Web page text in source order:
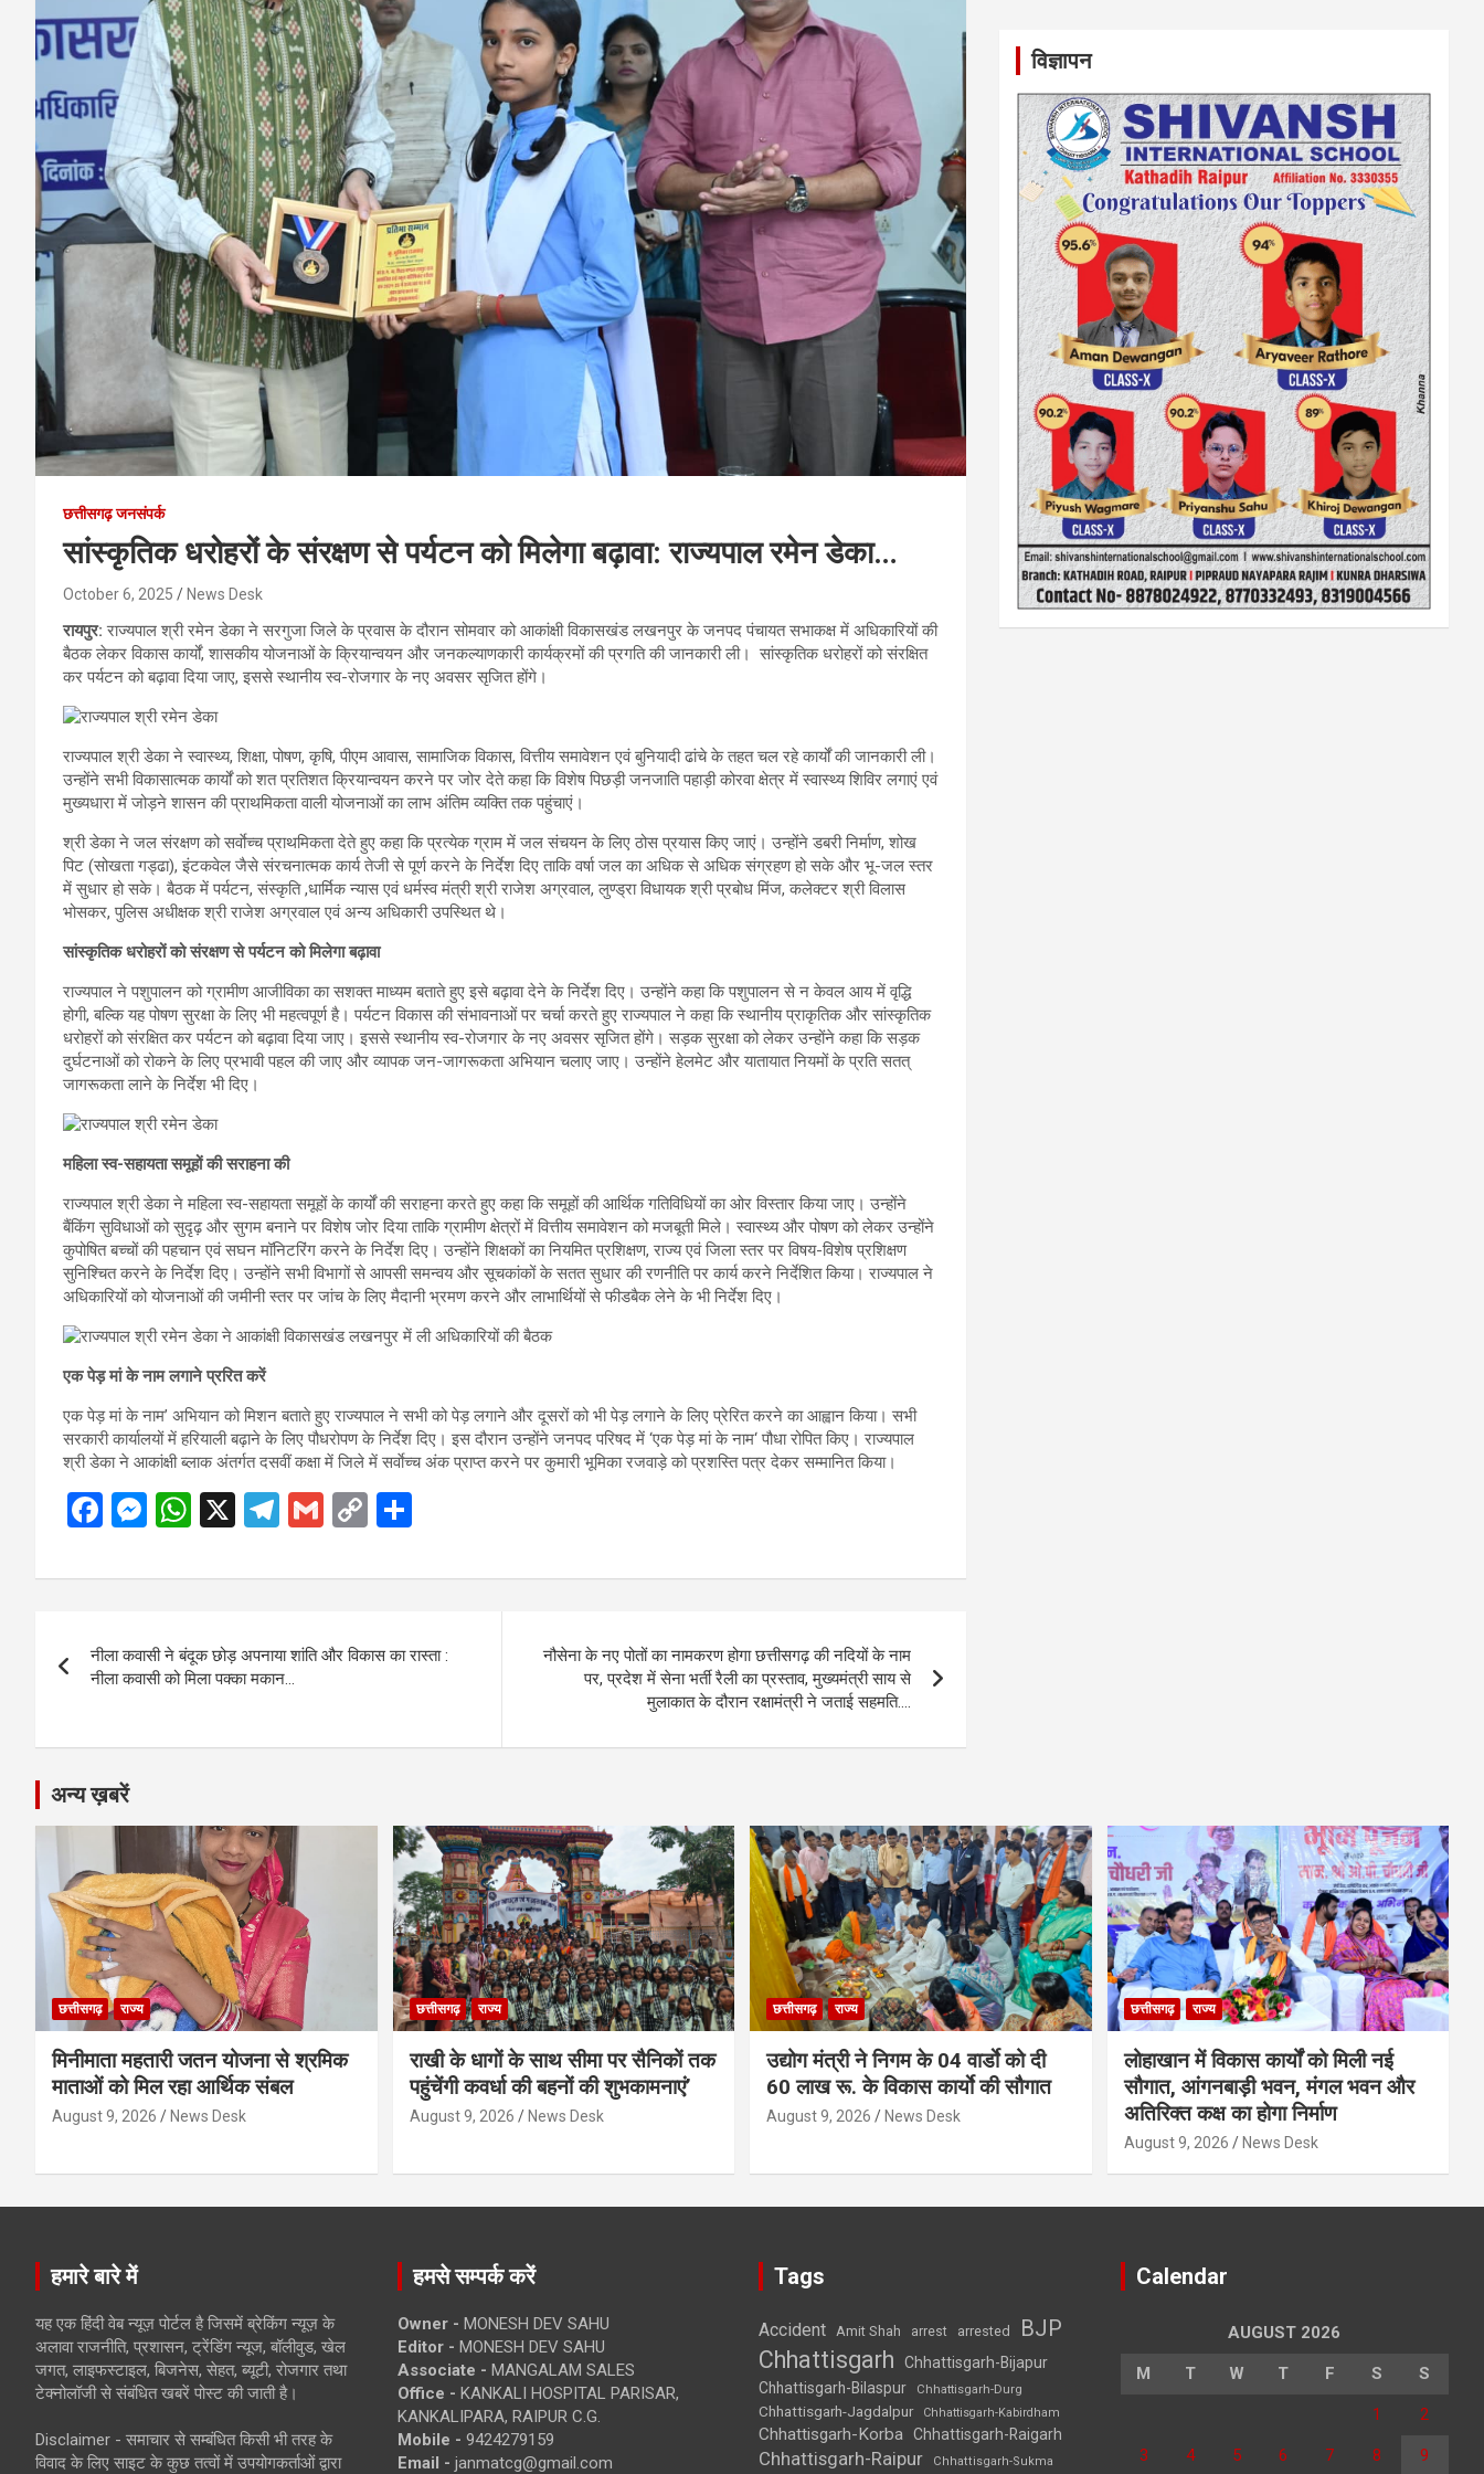
छत्तीसगढ़ जनसंपर्क
सांस्कृतिक धरोहरों के संरक्षण से पर्यटन को मिलेगा बढ़ावा: राज्यपाल रमेन डेका…
October 6, 2025 News Desk
रायपुर:राज्यपाल श्री रमेन डेका ने सरगुजा जिले के प्रवास के दौरान सोमवार को आकांक्षी विकासखंड लखनपुर के जनपद पंचायत सभाकक्ष में अधिकारियों की
बैठक लेकर विकास कार्यों, शासकीय योजनाओं के क्रियान्वयन और जनकल्याणकारी कार्यक्रमों की प्रगति की जानकारी ली। सांस्कृतिक धरोहरों को संरक्षित
कर पर्यटन को बढ़ावा दिया जाए, इससे स्थानीय स्व-रोजगार के नए अवसर सृजित होंगे।
राज्यपाल श्री डेका ने स्वास्थ्य, शिक्षा, पोषण, कृषि, पीएम आवास, सामाजिक विकास, वित्तीय समावेशन एवं बुनियादी ढांचे के तहत चल रहे कार्यों की जानकारी ली।
उन्होंने सभी विकासात्मक कार्यों को शत प्रतिशत क्रियान्वयन करने पर जोर देते कहा कि विशेष पिछड़ी जनजाति पहाड़ी कोरवा क्षेत्र में स्वास्थ्य शिविर लगाएं एवं
मुख्यधारा में जोड़ने शासन की प्राथमिकता वाली योजनाओं का लाभ अंतिम व्यक्ति तक पहुंचाएं।
श्री डेका ने जल संरक्षण को सर्वाेच्च प्राथमिकता देते हुए कहा कि प्रत्येक ग्राम में जल संचयन के लिए ठोस प्रयास किए जाएं। उन्होंने डबरी निर्माण, शोख
पिट (सोखता गड्ढा), इंटकवेल जैसे संरचनात्मक कार्य तेजी से पूर्ण करने के निर्देश दिए ताकि वर्षा जल का अधिक से अधिक संग्रहण हो सके और भू-जल स्तर
में सुधार हो सके। बैठक में पर्यटन, संस्कृति ,धार्मिक न्यास एवं धर्मस्व मंत्री श्री राजेश अग्रवाल, लुण्ड्रा विधायक श्री प्रबोध मिंज, कलेक्टर श्री विलास
भोसकर, पुलिस अधीक्षक श्री राजेश अग्रवाल एवं अन्य अधिकारी उपस्थित थे।
सांस्कृतिक धरोहरों को संरक्षण से पर्यटन को मिलेगा बढ़ावा
राज्यपाल ने पशुपालन को ग्रामीण आजीविका का सशक्त माध्यम बताते हुए इसे बढ़ावा देने के निर्देश दिए। उन्होंने कहा कि पशुपालन से न केवल आय में वृद्धि
होगी, बल्कि यह पोषण सुरक्षा के लिए भी महत्वपूर्ण है। पर्यटन विकास की संभावनाओं पर चर्चा करते हुए राज्यपाल ने कहा कि स्थानीय प्राकृतिक और सांस्कृतिक
धरोहरों को संरक्षित कर पर्यटन को बढ़ावा दिया जाए। इससे स्थानीय स्व-रोजगार के नए अवसर सृजित होंगे। सड़क सुरक्षा को लेकर उन्होंने कहा कि सड़क
दुर्घटनाओं को रोकने के लिए प्रभावी पहल की जाए और व्यापक जन-जागरूकता अभियान चलाए जाए। उन्होंने हेलमेट और यातायात नियमों के प्रति सतत्
जागरूकता लाने के निर्देश भी दिए।
महिला स्व-सहायता समूहों की सराहना की
राज्यपाल श्री डेका ने महिला स्व-सहायता समूहों के कार्यों की सराहना करते हुए कहा कि समूहों की आर्थिक गतिविधियों का ओर विस्तार किया जाए। उन्होंने
बैंकिंग सुविधाओं को सुदृढ़ और सुगम बनाने पर विशेष जोर दिया ताकि ग्रामीण क्षेत्रों में वित्तीय समावेशन को मजबूती मिले। स्वास्थ्य और पोषण को लेकर उन्होंने
कुपोषित बच्चों की पहचान एवं सघन मॉनिटरिंग करने के निर्देश दिए। उन्होंने शिक्षकों का नियमित प्रशिक्षण, राज्य एवं जिला स्तर पर विषय-विशेष प्रशिक्षण
सुनिश्चित करने के निर्देश दिए। उन्होंने सभी विभागों से आपसी समन्वय और सूचकांकों के सतत सुधार की रणनीति पर कार्य करने निर्देशित किया। राज्यपाल ने
अधिकारियों को योजनाओं की जमीनी स्तर पर जांच के लिए मैदानी भ्रमण करने और लाभार्थियों से फीडबैक लेने के भी निर्देश दिए।
एक पेड़ मां के नाम लगाने प्ररित करें
एक पेड़ मां के नाम’ अभियान को मिशन बताते हुए राज्यपाल ने सभी को पेड़ लगाने और दूसरों को भी पेड़ लगाने के लिए प्रेरित करने का आह्वान किया। सभी
सरकारी कार्यालयों में हरियाली बढ़ाने के लिए पौधरोपण के निर्देश दिए। इस दौरान उन्होंने जनपद परिषद में ‘एक पेड़ मां के नाम‘ पौधा रोपित किए। राज्यपाल
श्री डेका ने आकांक्षी ब्लाक अंतर्गत दसवीं कक्षा में जिले में सर्वाेच्च अंक प्राप्त करने पर कुमारी भूमिका रजवाड़े को प्रशस्ति पत्र देकर सम्मानित किया।
F
ce
o
o
M
se
g
er
W
at
A
p
X
T
e
a
m
G
ail
C
py
n
ar
navigation
नीला कवासी ने बंदूक छोड़ अपनाया शांति और विकास का रास्ता :
नीला कवासी को मिला पक्का मकान…
नौसेना के नए पोतों का नामकरण होगा छत्तीसगढ़ की नदियों के नाम
पर, प्रदेश में सेना भर्ती रैली का प्रस्ताव, मुख्यमंत्री साय से
मुलाकात के दौरान रक्षामंत्री ने जताई सहमति….
विज्ञापन
अन्य ख़बरें
छत्तीसगढ़ राज्य
मिनीमाता महतारी जतन योजना से श्रमिक
माताओं को मिल रहा आर्थिक संबल
August 9, 2026 News Desk
छत्तीसगढ़ राज्य
राखी के धागों के साथ सीमा पर सैनिकों तक
पहुंचेंगी कवर्धा की बहनों की शुभकामनाएं’
August 9, 2026 News Desk
छत्तीसगढ़ राज्य
उद्योग मंत्री ने निगम के 04 वार्डाे को दी
60 लाख रू. के विकास कार्याे की सौगात
August 9, 2026 News Desk
छत्तीसगढ़ राज्य
लोहाखान में विकास कार्यों को मिली नई
सौगात, आंगनबाड़ी भवन, मंगल भवन और
अतिरिक्त कक्ष का होगा निर्माण
August 9, 2026 News Desk
हमारे बारे में
यह एक हिंदी वेब न्यूज़ पोर्टल है जिसमें ब्रेकिंग न्यूज़ के
अलावा राजनीति, प्रशासन, ट्रेंडिंग न्यूज, बॉलीवुड, खेल
जगत, लाइफस्टाइल, बिजनेस, सेहत, ब्यूटी, रोजगार तथा
टेक्नोलॉजी से संबंधित खबरें पोस्ट की जाती है।
Disclaimer - समाचार से सम्बंधित किसी भी तरह के
विवाद के लिए साइट के कुछ तत्वों में उपयोगकर्ताओं द्वारा
हमसे सम्पर्क करें
Owner - MONESH DEV SAHU
Editor - MONESH DEV SAHU
Associate - MANGALAM SALES
Office - KANKALI HOSPITAL PARISAR,
KANKALIPARA, RAIPUR C.G.
Mobile - 9424279159
Email - janmatcg@gmail.com
Tags
Accident Amit Shah arrest arrested BJP
Chhattisgarh
Chhattisgarh-Bijapur
Chhattisgarh-Bilaspur
Chhattisgarh-Durg
Chhattisgarh-Jagdalpur Chhattisgarh-Kabirdham
Chhattisgarh-Korba Chhattisgarh-Raigarh
Chhattisgarh-Raipur Chhattisgarh-Sukma
Calendar
AUGUST 2026
M T W T F S S
1 2
3 4 5 6 7 8 9